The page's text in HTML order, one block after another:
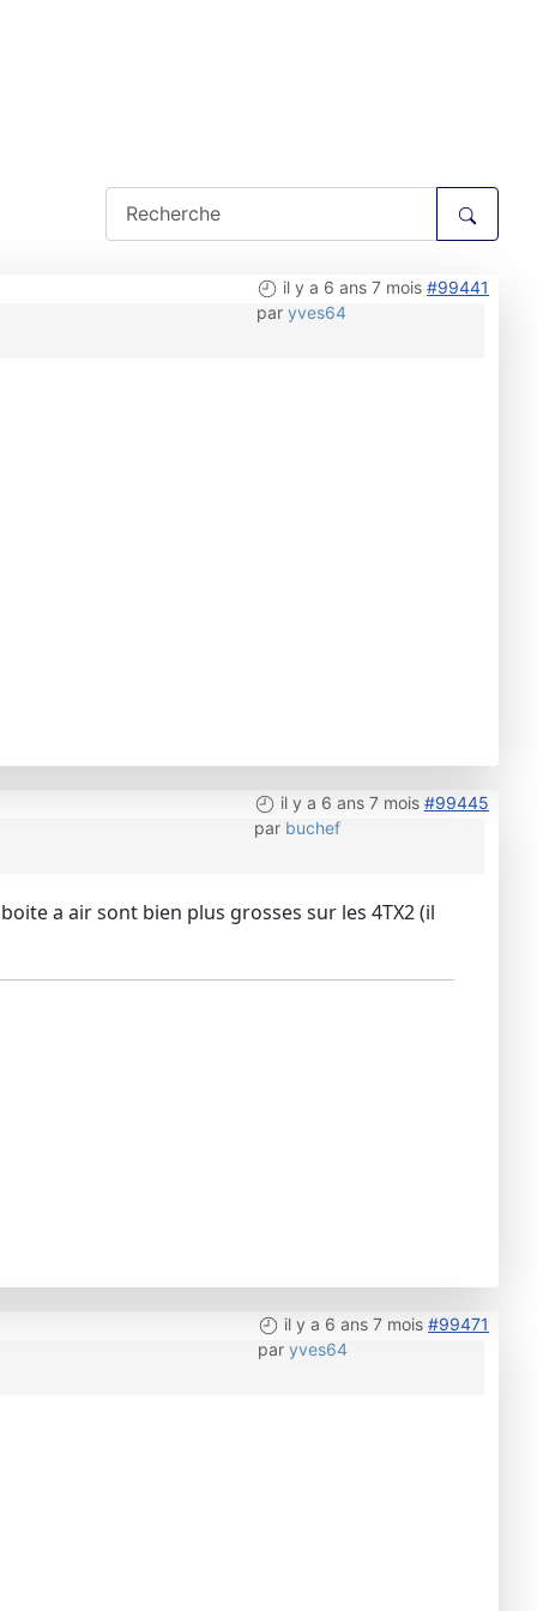
il y a 6 ans 7 mois #99441
par yves64
il y a 6 ans 7 mois #99445
par buchef
a air sont bien plus grosses sur les 4TX2 (il
il y a 6 ans 7 mois #99471
par yves64